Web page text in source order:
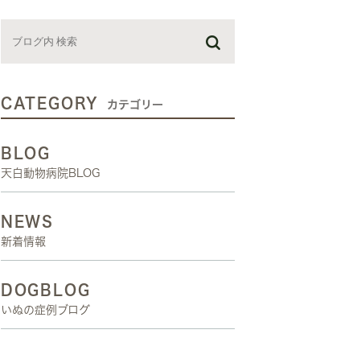
CATEGORY カテゴリー
BLOG
天白動物病院BLOG
NEWS
新着情報
DOGBLOG
いぬの症例ブログ